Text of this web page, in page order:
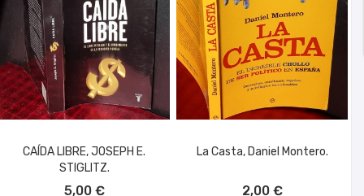
CAÍDA LIBRE, JOSEPH E.
STIGLITZ.
5,00 €
La Casta, Daniel Montero.
2,00 €